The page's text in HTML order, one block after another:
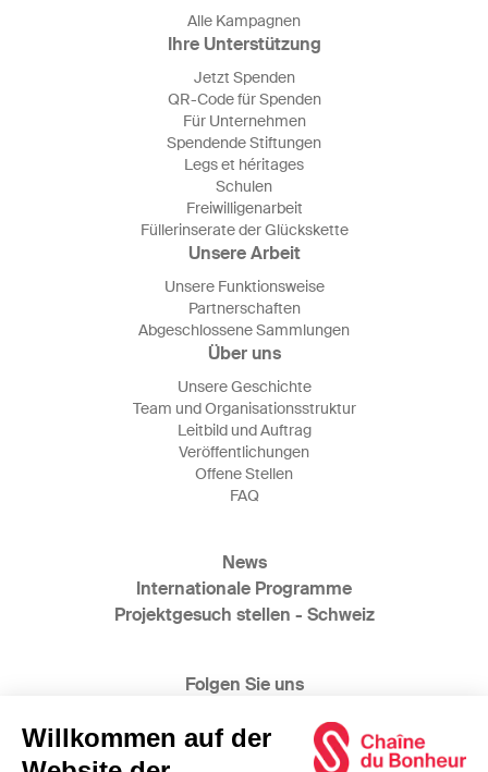
Alle Kampagnen
Ihre Unterstützung
Jetzt Spenden
QR-Code für Spenden
Für Unternehmen
Spendende Stiftungen
Legs et héritages
Schulen
Freiwilligenarbeit
Füllerinserate der Glückskette
Unsere Arbeit
Unsere Funktionsweise
Partnerschaften
Abgeschlossene Sammlungen
Über uns
Unsere Geschichte
Team und Organisationsstruktur
Leitbild und Auftrag
Veröffentlichungen
Offene Stellen
FAQ
News
Internationale Programme
Projektgesuch stellen - Schweiz
Folgen Sie uns